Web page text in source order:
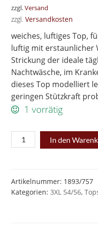
zzgl.Versand
zzgl. Versandkosten
weiches, luftiges Top,
luftig mit erstaunlicher
Strickung der ideale
Nachtwäsche, im
dieses Top modelliert
geringen Stützkraft
1 vorrätig
Schlankstütz
Mieder
Spaghetti
Top
In den
Artikelnummer: 1893/757
Kategorien: 3XL 54/56,